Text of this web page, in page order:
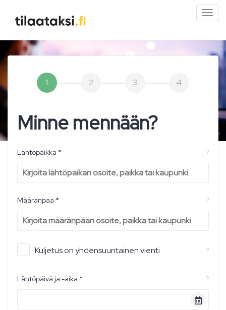
1 2 3 4
Minne mennään?
Lähtöpaikka * ?
Määränpää * ?
Kuljetus on yhdensuuntainen vienti ?
Lähtöpäivä ja -aika * ?